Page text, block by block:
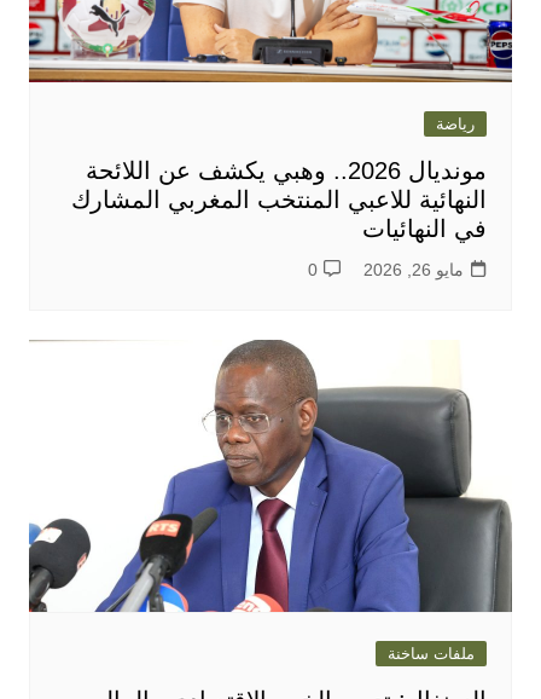
رياضة
مونديال 2026.. وهبي يكشف عن اللائحة
النهائية للاعبي المنتخب المغربي المشارك
في النهائيات
مايو 26, 2026 0
ملفات ساخنة